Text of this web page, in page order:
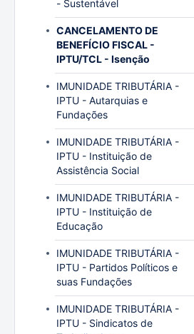
- Sustentável
CANCELAMENTO DE
BENEFÍCIO FISCAL -
IPTU/TCL - Isenção
IMUNIDADE TRIBUTÁRIA -
IPTU - Autarquias e
Fundações
IMUNIDADE TRIBUTÁRIA -
IPTU - Instituição de
Assistência Social
IMUNIDADE TRIBUTÁRIA -
IPTU - Instituição de
Educação
IMUNIDADE TRIBUTÁRIA -
IPTU - Partidos Políticos e
suas Fundações
IMUNIDADE TRIBUTÁRIA -
IPTU - Sindicatos de